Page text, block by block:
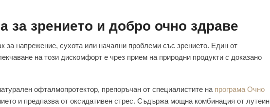
за зрението и добро очно здраве
напрежение, сухота или начални проблеми със зрението. Един от
на този дискомфорт е чрез прием на природни продукти с доказано
офталмопротектор, препоръчан от специалистите на програма Очно
и предпазва от оксидативен стрес. Съдържа мощна комбинация от